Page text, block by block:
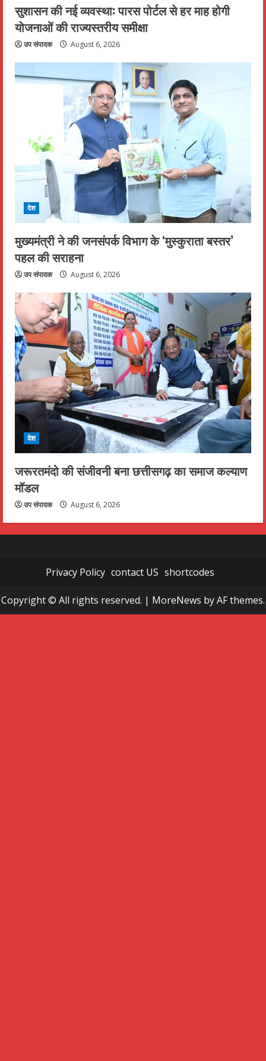
सुशासन की नई व्यवस्था: पारस पोर्टल से हर माह होगी
योजनाओं की राज्यस्तरीय समीक्षा
उप संपादक August 6, 2026
देश
मुख्यमंत्री ने की जनसंपर्क विभाग के ‘मुस्कुराता बस्तर’
पहल की सराहना
उप संपादक August 6, 2026
देश
जरूरतमंदो की संजीवनी बना छत्तीसगढ़ का समाज कल्याण
मॉडल
उप संपादक August 6, 2026
Privacy Policy contact US shortcodes
Copyright © All rights reserved. | MoreNews by AF themes.